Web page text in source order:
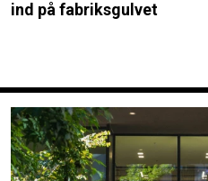
ind på fabriksgulvet